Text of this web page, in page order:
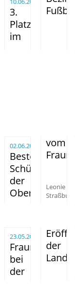
3.
Platz
im
Fußball
02.06.2025
Beste
Schülerlotsin
der
Oberpfalz
vom
Leonie
23.05.2025
Fraunhofer
bei
der
der